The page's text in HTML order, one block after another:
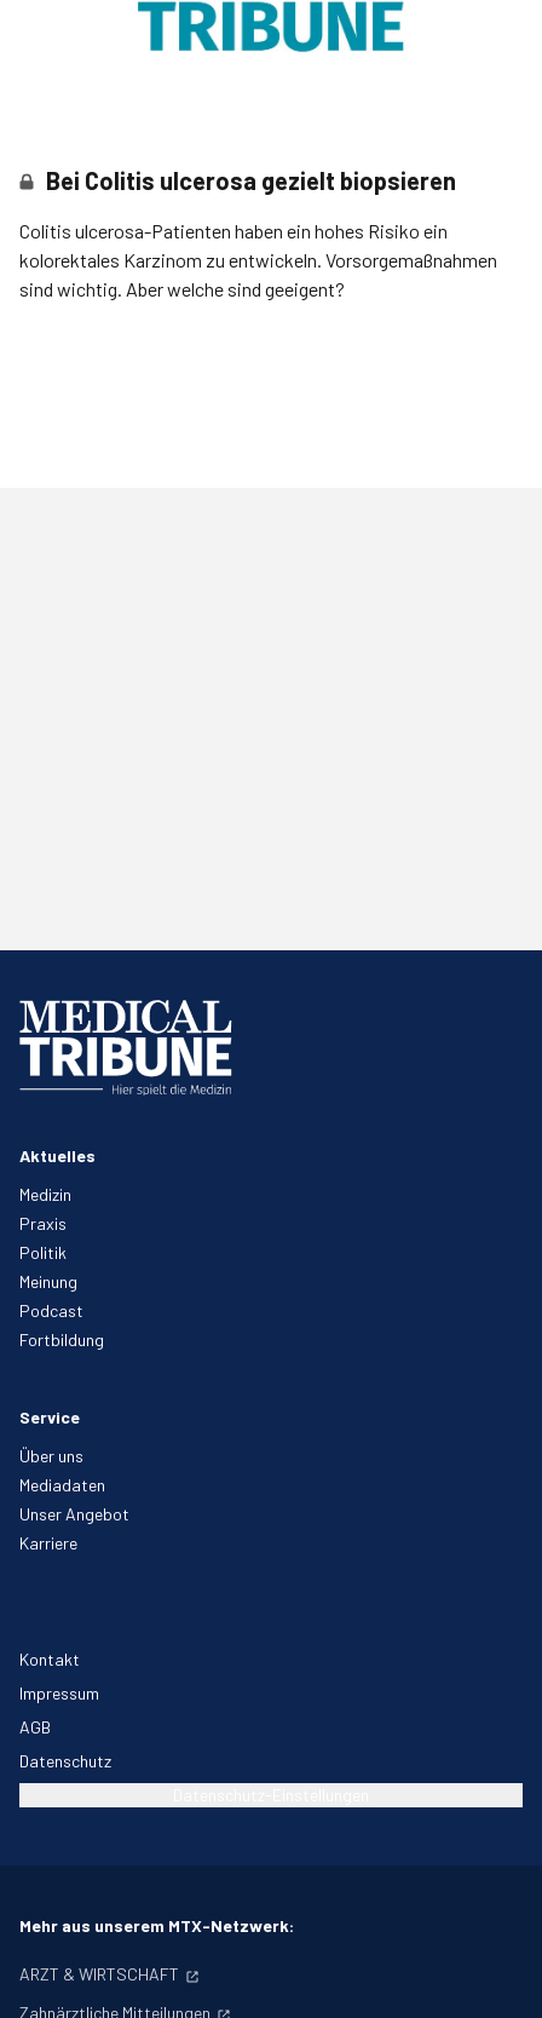
Bei Colitis ulcerosa gezielt biopsieren
Colitis ulcerosa-Patienten haben ein hohes Risiko ein
kolorektales Karzinom zu entwickeln. Vorsorgemaßnahmen
sind wichtig. Aber welche sind geeigent?
Aktuelles
Medizin
Praxis
Politik
Meinung
Podcast
Fortbildung
Service
Über uns
Mediadaten
Unser Angebot
Karriere
Kontakt
Impressum
AGB
Datenschutz
Mehr aus unserem MTX-Netzwerk:
ARZT & WIRTSCHAFT
Zahnärztliche Mitteilungen